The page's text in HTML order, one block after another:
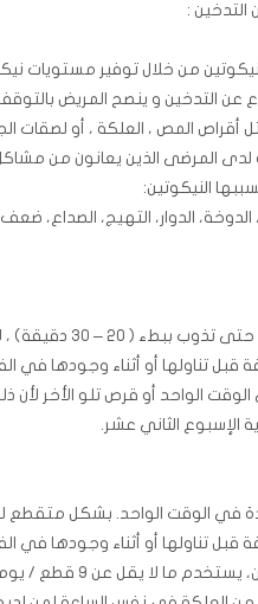
التدخين :
من خلال توفير مستويات
التدخين و ينصح المريض
المص ، العلكة ، أو لصقات
لدى المرضى الذين يعانون من
النيكوتين:
الدوار، التهيج، الصداع،
دقيقة) ، لا تمضغ و لا تبلع .
الواحد أو قرص تلو الأخر لأن
الإسبوع الثاني عشر.
الواحد. بشكل متقطع لمدة 30
عن 9 قطع / يوم في أول ستة أسابيع .